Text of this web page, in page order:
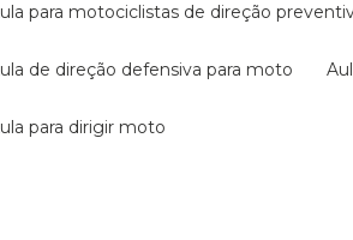
aula para motociclistas de direção
aula de direção defensiva para moto
aula para dirigir moto